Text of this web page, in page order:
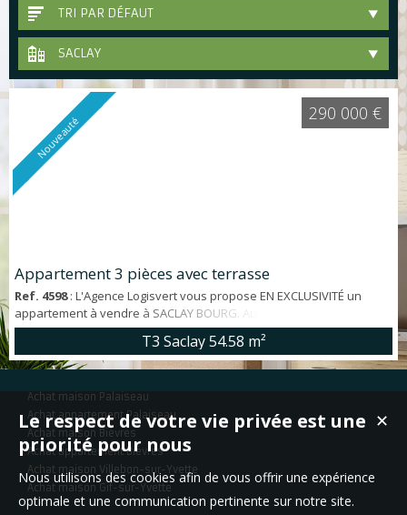
TRI PAR DÉFAUT
SACLAY
Nouveauté
Appartement 3 pièces avec terrasse
Ref. 4598: L'Agence Logisvert vous propose EN EXCLUSIVITÉ un
appartement à vendre à SACLAY BOURG. Au cœur d'une petite
résidence récente (2020), au calme, appartement 3 pièces avec
terrasse d'env. 54 m², sans vis à vis. Vendu Loué 870 euros /mois -
fin de bail 2027. * Emplacement - A moins de 3' à pied du centre ville,
future gar...
T3 Saclay54.58 m²
290 000 €
Achat maison Palaiseau
Achat appartement Palaiseau
Achat maison Bièvres
Achat appartement Bièvres
Achat maison Villebon-sur-Yvette
Achat maison Gif-sur-Yvette
✕
Le respect de votre vie privée est une
priorité pour nous
Nous utilisons des cookies afin de vous offrir une expérience
optimale et une communication pertinente sur notre site.